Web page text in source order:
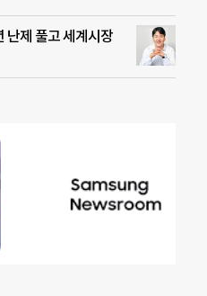
난제 풀고 세계시장